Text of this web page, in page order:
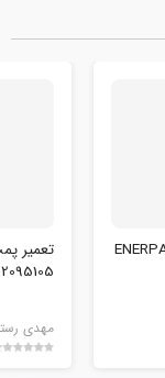
تعمیر
09122095105،
مهدی